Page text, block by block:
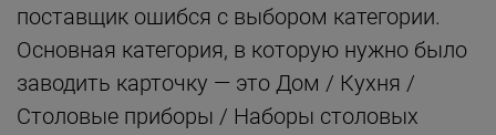
поставщик ошибся с выбором категории.
Основная категория, в которую нужно было
заводить карточку — это Дом / Кухня /
Столовые приборы / Наборы столовых